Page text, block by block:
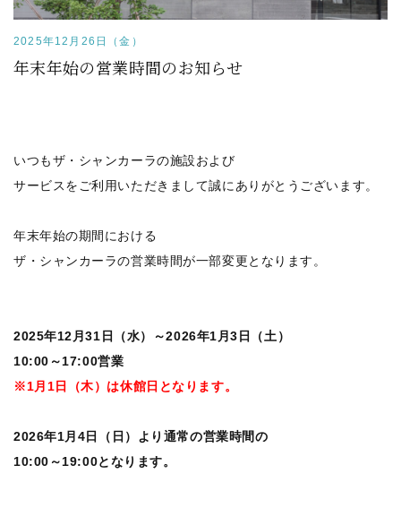
2025年12月26日（金）
年末年始の営業時間のお知らせ
いつもザ・シャンカーラの施設および
サービスをご利用いただきまして誠にありがとうございます。
年末年始の期間における
ザ・シャンカーラの営業時間が一部変更となります。
2025年12月31日（水）～2026年1月3日（土）
10:00～17:00営業
※1月1日（木）は休館日となります。
2026年1月4日（日）より通常の営業時間の
10:00～19:00となります。